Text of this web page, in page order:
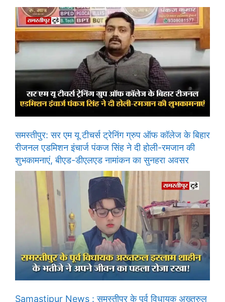
समस्तीपुर: सर एम यू टीचर्स ट्रेनिंग ग्रुप ऑफ कॉलेज के बिहार
रीजनल एडमिशन इंचार्ज पंकज सिंह ने दी होली-रमजान की
शुभकामनाएं, बीएड-डीएलएड नामांकन का सुनहरा अवसर
Samastipur News : समस्तीपुर के पूर्व विधायक अख्तरुल